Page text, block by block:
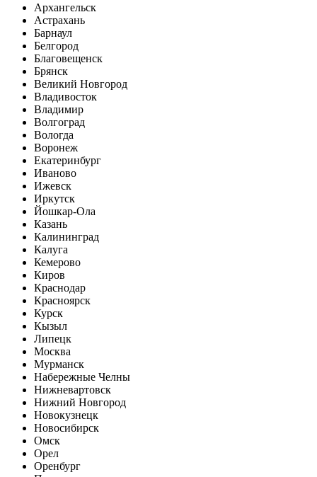
Архангельск
Астрахань
Барнаул
Белгород
Благовещенск
Брянск
Великий Новгород
Владивосток
Владимир
Волгоград
Вологда
Воронеж
Екатеринбург
Иваново
Ижевск
Иркутск
Йошкар-Ола
Казань
Калининград
Калуга
Кемерово
Киров
Краснодар
Красноярск
Курск
Кызыл
Липецк
Москва
Мурманск
Набережные Челны
Нижневартовск
Нижний Новгород
Новокузнецк
Новосибирск
Омск
Орел
Оренбург